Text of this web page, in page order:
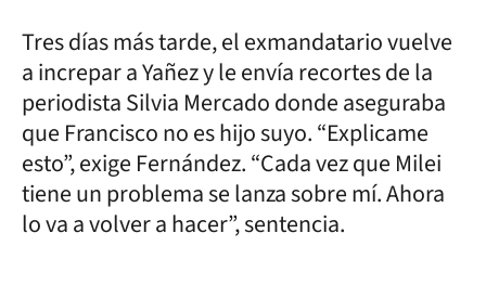
Tres días más tarde, el exmandatario vuelve
a increpar a Yañez y le envía recortes de la
periodista Silvia Mercado donde aseguraba
que Francisco no es hijo suyo. “Explicame
esto”, exige Fernández. “Cada vez que Milei
tiene un problema se lanza sobre mí. Ahora
lo va a volver a hacer”, sentencia.